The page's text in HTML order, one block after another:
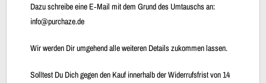
Dazu schreibe eine E‐Mail mit dem Grund des Umtauschs an:
info@purchaze.de
Wir werden Dir umgehend alle weiteren Details zukommen lassen.
Solltest Du Dich gegen den Kauf innerhalb der Widerrufsfrist von 14